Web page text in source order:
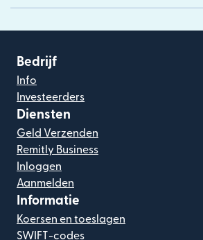
Bedrijf
Info
Investeerders
Diensten
Geld Verzenden
Remitly Business
Inloggen
Aanmelden
Informatie
Koersen en toeslagen
SWIFT-codes